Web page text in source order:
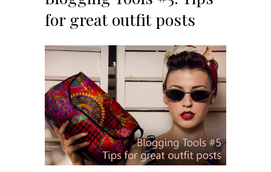
for great outfit posts